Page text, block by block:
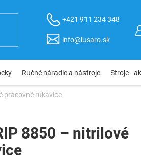
+421 911 234 348
info@lusaro.sk
Ručné náradie a nástroje Stroje -
pracovné rukavice
8850 – nitrilové